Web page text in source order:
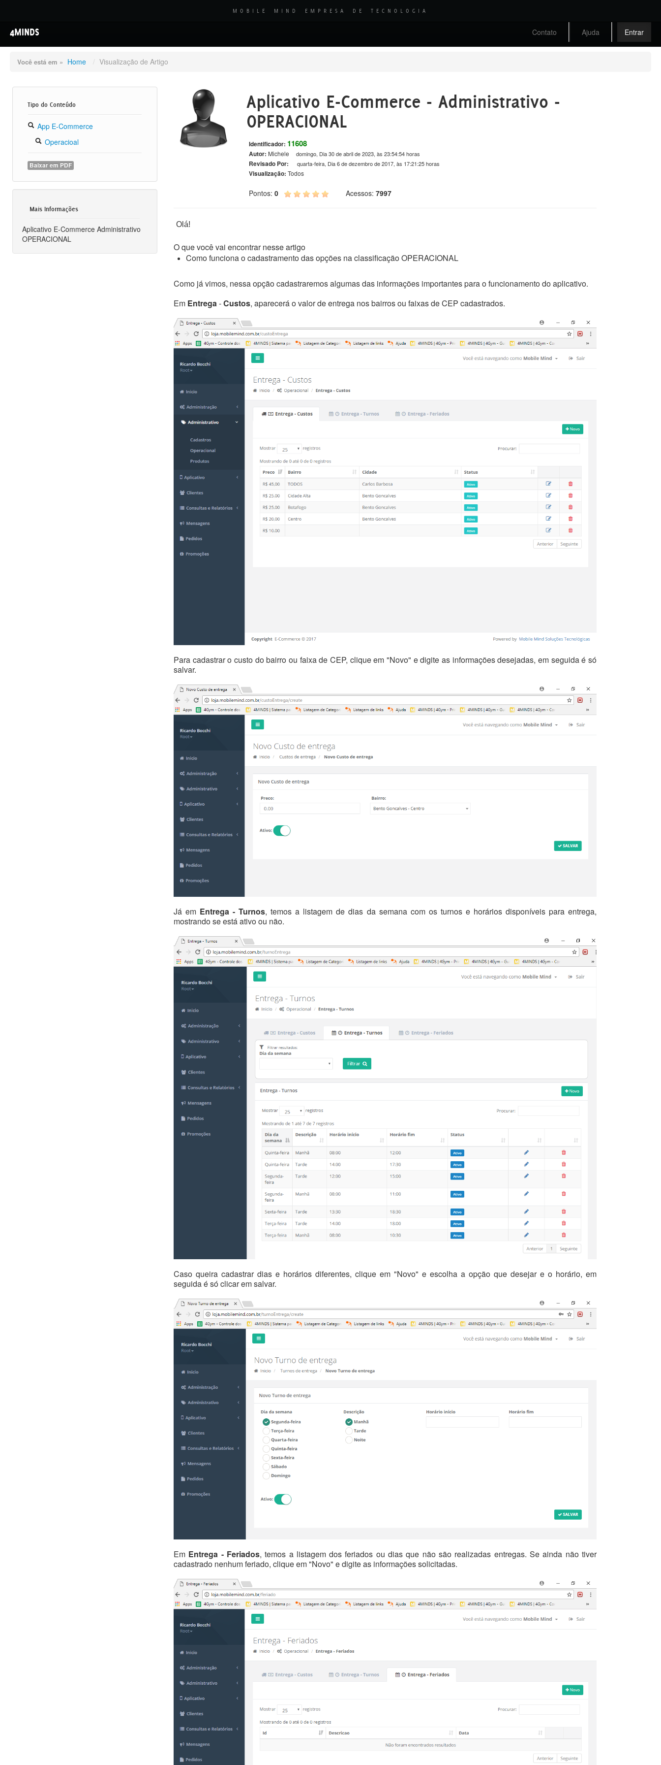
MOBILE MIND EMPRESA DE TECNOLOGIA
4MINDS Contato Ajuda Entrar
Você está em » Home / Visualização de Artigo
Tipo do Conteúdo
App E-Commerce
Operacioal
Baixar em PDF
Mais Informações
Aplicativo E-Commerce Administrativo
OPERACIONAL
Aplicativo E-Commerce - Administrativo -
OPERACIONAL
Identificador: 11608
Autor: Michele domingo, Dia 30 de abril de 2023, às 23:54:54 horas
Revisado Por: quarta-feira, Dia 6 de dezembro de 2017, às 17:21:25 horas
Visualização: Todos
Pontos: 0 Acessos: 7997
Olá!
O que você vai encontrar nesse artigo
Como funciona o cadastramento das opções na classificação OPERACIONAL
Como já vimos, nessa opção cadastraremos algumas das informações importantes para o funcionamento do aplicativo.
Em Entrega-Custos, aparecerá o valor de entrega nos bairros ou faixas de CEP cadastrados.
Para cadastrar o custo do bairro ou faixa de CEP, clique em "Novo" e digite as informações desejadas, em seguida é só
salvar.
Já em Entrega - Turnos, temos a listagem de dias da semana com os turnos e horários disponíveis para entrega,
mostrando se está ativo ou não.
Caso queira cadastrar dias e horários diferentes, clique em "Novo" e escolha a opção que desejar e o horário, em
seguida é só clicar em salvar.
Em Entrega - Feriados, temos a listagem dos feriados ou dias que não são realizadas entregas. Se ainda não tiver
cadastrado nenhum feriado, clique em "Novo" e digite as informações solicitadas.